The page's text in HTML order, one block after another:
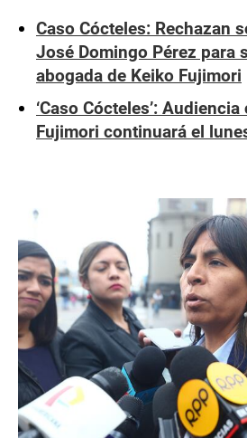
Caso Cócteles: Rechazan
José Domingo Pérez para
abogada de Keiko Fujimori
‘Caso Cócteles’:
Fujimori continuará el